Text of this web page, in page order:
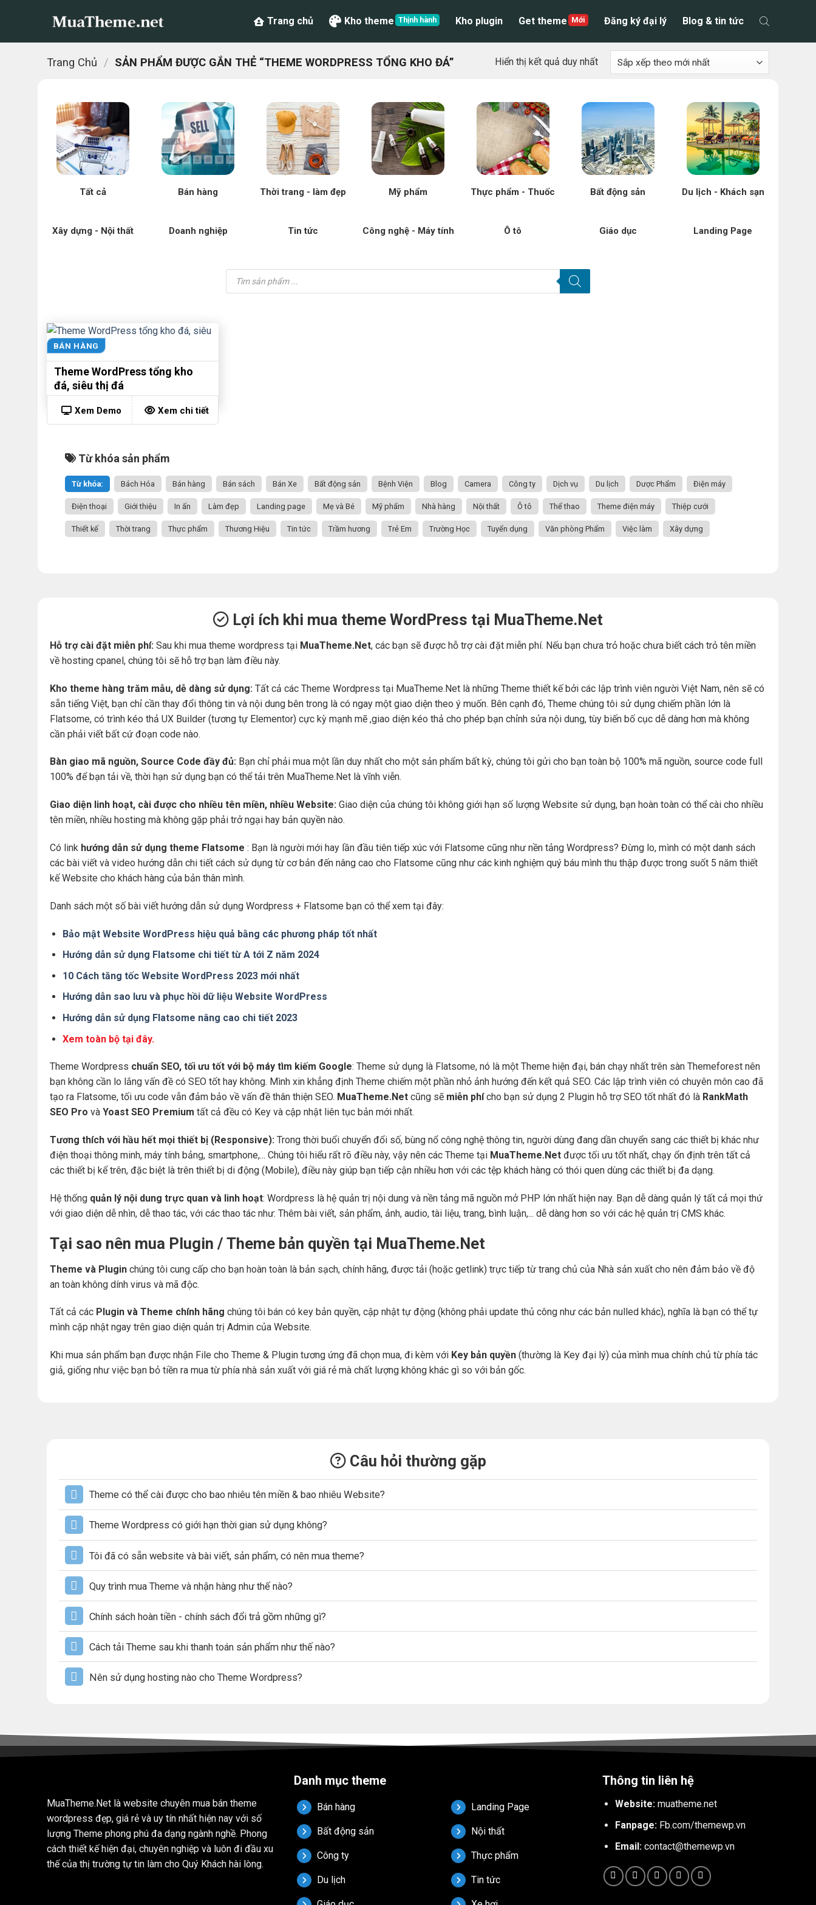
Trang chủ Kho theme Kho plugin Get theme Đăng ký đại lý Blog & tin tức
Trang Chủ / SẢN PHẨM ĐƯỢC GẮN THẺ “THEME WORDPRESS TỔNG KHO ĐÁ” Hiển thị kết quả duy nhất
Tất cả Bán hàng Thời trang - làm đẹp Mỹ phẩm Thực phẩm - Thuốc Bất động sản Du lịch - Khách sạn
Xây dựng - Nội thất Doanh nghiệp Tin tức Công nghệ - Máy tính Ô tô Giáo dục Landing Page
Tìm
kiếm
sản
BÁN HÀNG
Theme WordPress tổng kho
đá, siêu thị đá
Xem Demo Xem chi tiết
Từ khóa sản phẩm
Từ khóa: Bách Hóa Bán hàng Bán sách Bán Xe Bất động sản Bệnh Viện Blog Camera Công ty Dịch vụ Du lịch Dược Phẩm Điện máy
Điện thoại Giới thiệu In ấn Làm đẹp Landing page Mẹ và Bé Mỹ phẩm Nhà hàng Nội thất Ô tô Thể thao Theme điện máy Thiệp cưới
Thiết kế Thời trang Thực phẩm Thương Hiệu Tin tức Trầm hương Trẻ Em Trường Học Tuyển dụng Văn phòng Phẩm Việc làm Xây dựng
Lợi ích khi mua theme WordPress tại MuaTheme.Net
Hỗ trợ cài đặt miễn phí: Sau khi mua theme wordpress tại MuaTheme.Net, các bạn sẽ được hỗ trợ cài đặt miễn phí. Nếu bạn chưa trỏ hoặc chưa biết cách trỏ tên miền
về hosting cpanel, chúng tôi sẽ hỗ trợ bạn làm điều này.
Kho theme hàng trăm mẫu, dễ dàng sử dụng: Tất cả các Theme Wordpress tại MuaTheme.Net là những Theme thiết kế bởi các lập trình viên người Việt Nam, nên sẽ có
sẵn tiếng Việt, bạn chỉ cần thay đổi thông tin và nội dung bên trong là có ngay một giao diện theo ý muốn. Bên cạnh đó, Theme chúng tôi sử dụng chiếm phần lớn là
Flatsome, có trình kéo thả UX Builder (tương tự Elementor) cực kỳ mạnh mẽ ,giao diện kéo thả cho phép bạn chỉnh sửa nội dung, tùy biến bố cục dễ dàng hơn mà không
cần phải viết bất cứ đoạn code nào.
Bàn giao mã nguồn, Source Code đầy đủ: Bạn chỉ phải mua một lần duy nhất cho một sản phẩm bất kỳ, chúng tôi gửi cho bạn toàn bộ 100% mã nguồn, source code full
100% để bạn tải về, thời hạn sử dụng bạn có thể tải trên MuaTheme.Net là vĩnh viễn.
Giao diện linh hoạt, cài được cho nhiều tên miền, nhiều Website: Giao diện của chúng tôi không giới hạn số lượng Website sử dụng, bạn hoàn toàn có thể cài cho nhiều
tên miền, nhiều hosting mà không gặp phải trở ngại hay bản quyền nào.
Có link hướng dẫn sử dụng theme Flatsome : Bạn là người mới hay lần đầu tiên tiếp xúc với Flatsome cũng như nền tảng Wordpress? Đừng lo, mình có một danh sách
các bài viết và video hướng dẫn chi tiết cách sử dụng từ cơ bản đến nâng cao cho Flatsome cũng như các kinh nghiệm quý báu mình thu thập được trong suốt 5 năm thiết
kế Website cho khách hàng của bản thân mình.
Danh sách một số bài viết hướng dẫn sử dụng Wordpress + Flatsome bạn có thể xem tại đây:
Bảo mật Website WordPress hiệu quả bằng các phương pháp tốt nhất
Hướng dẫn sử dụng Flatsome chi tiết từ A tới Z năm 2024
10 Cách tăng tốc Website WordPress 2023 mới nhất
Hướng dẫn sao lưu và phục hồi dữ liệu Website WordPress
Hướng dẫn sử dụng Flatsome nâng cao chi tiết 2023
Xem toàn bộ tại đây.
Theme Wordpress chuẩn SEO, tối ưu tốt với bộ máy tìm kiếm Google: Theme sử dụng là Flatsome, nó là một Theme hiện đại, bán chạy nhất trên sàn Themeforest nên
bạn không cần lo lắng vấn đề có SEO tốt hay không. Mình xin khẳng định Theme chiếm một phần nhỏ ảnh hướng đến kết quả SEO. Các lập trình viên có chuyên môn cao đã
tạo ra Flatsome, tối ưu code vẫn đảm bảo về vấn đề thân thiện SEO. MuaTheme.Net cũng sẽ miễn phícho bạn sử dụng 2 Plugin hỗ trợ SEO tốt nhất đó là RankMath
SEO Pro và Yoast SEO Premium tất cả đều có Key và cập nhật liên tục bản mới nhất.
Tương thích với hầu hết mọi thiết bị (Responsive): Trong thời buổi chuyển đổi số, bùng nổ công nghệ thông tin, người dùng đang dần chuyển sang các thiết bị khác như
điện thoại thông minh, máy tính bảng, smartphone,... Chúng tôi hiểu rất rõ điều này, vậy nên các Theme tại MuaTheme.Net được tối ưu tốt nhất, chạy ổn định trên tất cả
các thiết bị kể trên, đặc biệt là trên thiết bị di động (Mobile), điều này giúp bạn tiếp cận nhiều hơn với các tệp khách hàng có thói quen dùng các thiết bị đa dạng.
Hệ thống quản lý nội dung trực quan và linh hoạt: Wordpress là hệ quản trị nội dung và nền tảng mã nguồn mở PHP lớn nhất hiện nay. Bạn dễ dàng quản lý tất cả mọi thứ
với giao diện dễ nhìn, dễ thao tác, với các thao tác như: Thêm bài viết, sản phẩm, ảnh, audio, tài liệu, trang, bình luận,... dễ dàng hơn so với các hệ quản trị CMS khác.
Tại sao nên mua Plugin / Theme bản quyền tại MuaTheme.Net
Theme và Plugin chúng tôi cung cấp cho bạn hoàn toàn là bản sạch, chính hãng, được tải (hoặc getlink) trực tiếp từ trang chủ của Nhà sản xuất cho nên đảm bảo về độ
an toàn không dính virus và mã độc.
Tất cả các Plugin và Theme chính hãng chúng tôi bán có key bản quyền, cập nhật tự động (không phải update thủ công như các bản nulled khác), nghĩa là bạn có thể tự
mình cập nhật ngay trên giao diện quản trị Admin của Website.
Khi mua sản phẩm bạn được nhận File cho Theme & Plugin tương ứng đã chọn mua, đi kèm với Key bản quyền (thường là Key đại lý) của mình mua chính chủ từ phía tác
giả, giống như việc bạn bỏ tiền ra mua từ phía nhà sản xuất với giá rẻ mà chất lượng không khác gì so với bản gốc.
Câu hỏi thường gặp
Theme có thể cài được cho bao nhiêu tên miền & bao nhiêu Website?
Theme Wordpress có giới hạn thời gian sử dụng không?
Tôi đã có sẵn website và bài viết, sản phẩm, có nên mua theme?
Quy trình mua Theme và nhận hàng như thế nào?
Chính sách hoàn tiền - chính sách đổi trả gồm những gì?
Cách tải Theme sau khi thanh toán sản phẩm như thế nào?
Nên sử dụng hosting nào cho Theme Wordpress?
MuaTheme.Net là website chuyên mua bán theme
wordpress đẹp, giá rẻ và uy tín nhất hiện nay với số
lượng Theme phong phú đa dạng ngành nghề. Phong
cách thiết kế hiện đại, chuyên nghiệp và luôn đi đầu xu
thế của thị trường tự tin làm cho Quý Khách hài lòng.
Danh mục theme
Bán hàng
Bất động sản
Công ty
Du lịch
Landing Page
Nội thất
Thực phẩm
Tin tức
Thông tin liên hệ
Website: muatheme.net
Fanpage: Fb.com/themewp.vn
Email: contact@themewp.vn